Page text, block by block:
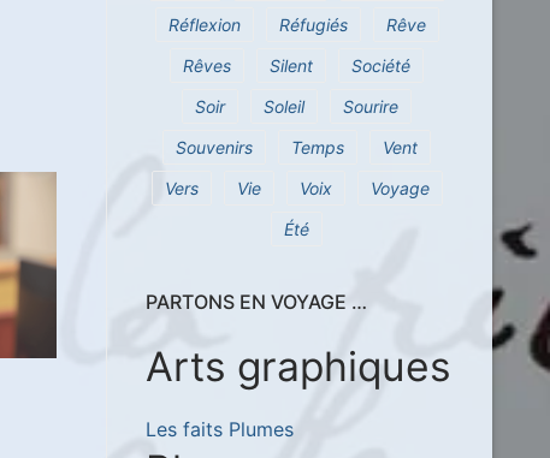
Réflexion
Réfugiés
Rêve
Rêves
Silent
Société
Soir
Soleil
Sourire
Souvenirs
Temps
Vent
Vers
Vie Voix
Voyage
Été
PARTONS EN VOYAGE …
Arts graphiques
Les faits Plumes